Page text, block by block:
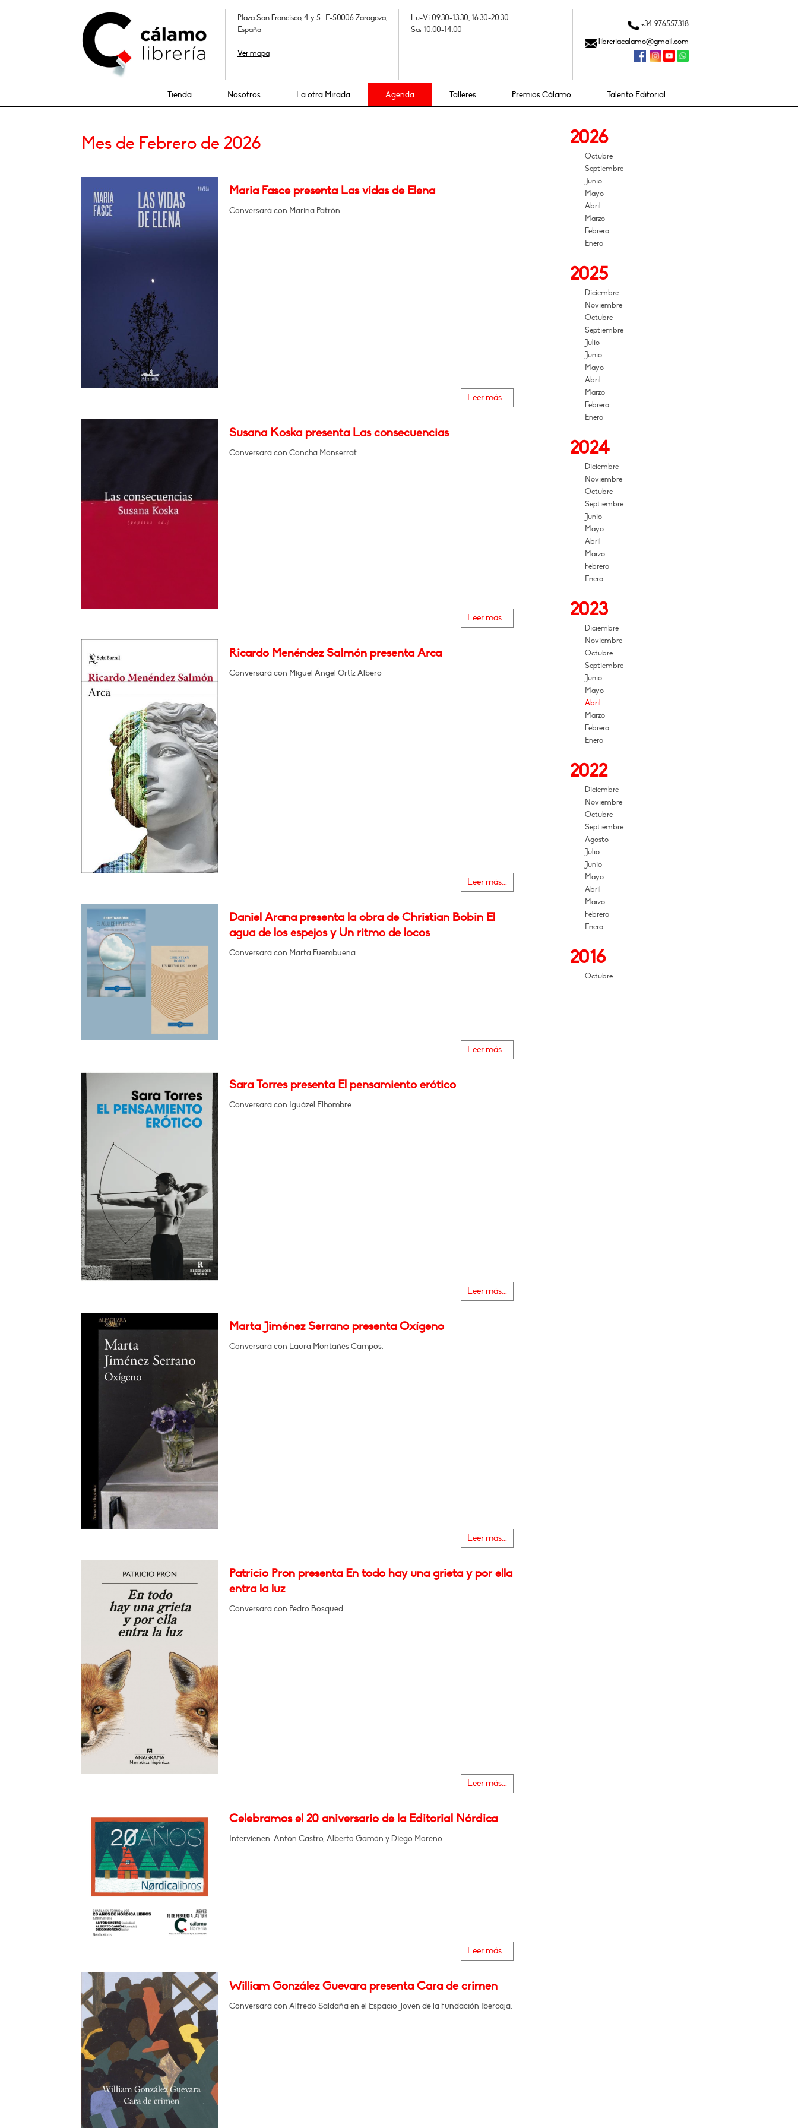
Plaza San Francisco, 4 y 5. E-50006 Zaragoza,
España
Ver mapa
Lu-Vi 09.30-13.30, 16.30-20.30
Sa: 10.00-14.00
+34 976557318
libreriacalamo@gmail.com
Tienda Nosotros La otra Mirada Agenda Talleres Premios Cálamo Talento Editorial
Mes de Febrero de 2026
Maria Fasce presenta Las vidas de Elena
Conversará con Marina Patrón
Leer más...
Susana Koska presenta Las consecuencias
Conversará con Concha Monserrat.
Leer más...
Ricardo Menéndez Salmón presenta Arca
Conversará con Miguel Ángel Ortíz Albero
Leer más...
Daniel Arana presenta la obra de Christian Bobin El
agua de los espejos y Un ritmo de locos
Conversará con Marta Fuembuena
Leer más...
Sara Torres presenta El pensamiento erótico
Conversará con Iguázel Elhombre.
Leer más...
Marta Jiménez Serrano presenta Oxígeno
Conversará con Laura Montañés Campos.
Leer más...
Patricio Pron presenta En todo hay una grieta y por ella
entra la luz
Conversará con Pedro Bosqued.
Leer más...
Celebramos el 20 aniversario de la Editorial Nórdica
Intervienen: Antón Castro, Alberto Gamón y Diego Moreno.
Leer más...
William González Guevara presenta Cara de crimen
Conversará con Alfredo Saldaña en el Espacio Joven de la Fundación Ibercaja.
2026
Octubre
Septiembre
Junio
Mayo
Abril
Marzo
Febrero
Enero
2025
Diciembre
Noviembre
Octubre
Septiembre
Julio
Junio
Mayo
Abril
Marzo
Febrero
Enero
2024
Diciembre
Noviembre
Octubre
Septiembre
Junio
Mayo
Abril
Marzo
Febrero
Enero
2023
Diciembre
Noviembre
Octubre
Septiembre
Junio
Mayo
Abril
Marzo
Febrero
Enero
2022
Diciembre
Noviembre
Octubre
Septiembre
Agosto
Julio
Junio
Mayo
Abril
Marzo
Febrero
Enero
2016
Octubre